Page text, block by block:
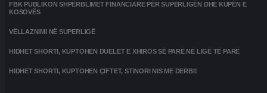
FBK PUBLIKON SHPËRBLIMET FINANCIARE PËR SUPERLIGËN DHE KUPËN E
KOSOVËS
VËLLAZNIMI NË SUPERLIGË
HIDHET SHORTI, KUPTOHEN DUELET E XHIROS SË PARË NË LIGË TË PARË
HIDHET SHORTI, KUPTOHEN ÇIFTET, STINORI NIS ME DERBI!